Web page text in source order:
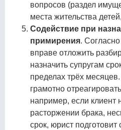
вопросов (раздел
места жительства
Содействие при
примирения.
вправе отложить
назначить супругам
пределах трёх
грамотно
например, если клиент
расторжении брака,
срок, юрист